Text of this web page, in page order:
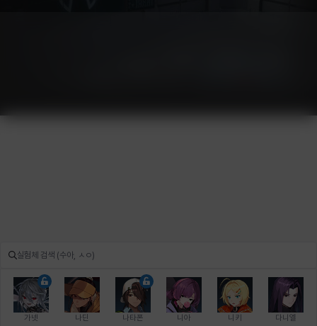
가넷 나딘 나타폰 니아 니키 다니엘